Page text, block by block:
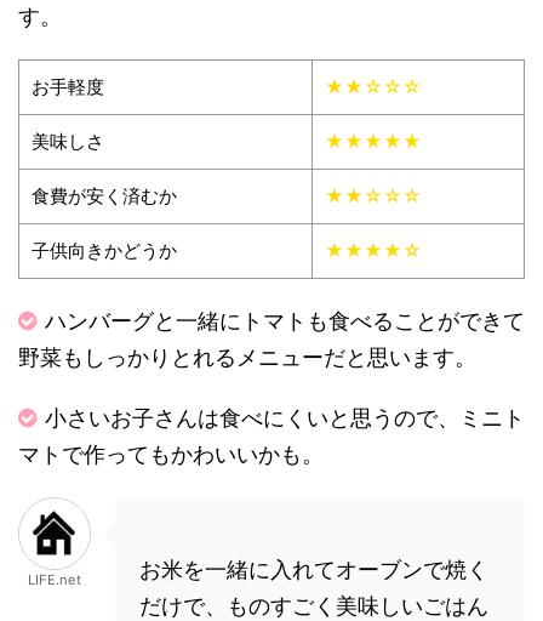
す。
お手軽度 ★★☆☆☆
美味しさ ★★★★★
食費が安く済むか ★★☆☆☆
子供向きかどうか ★★★★☆
ハンバーグと一緒にトマトも食べることができて
野菜もしっかりとれるメニューだと思います。
小さいお子さんは食べにくいと思うので、ミニト
マトで作ってもかわいいかも。
LIFE.net
お米を一緒に入れてオーブンで焼く
だけで、ものすごく美味しいごはん